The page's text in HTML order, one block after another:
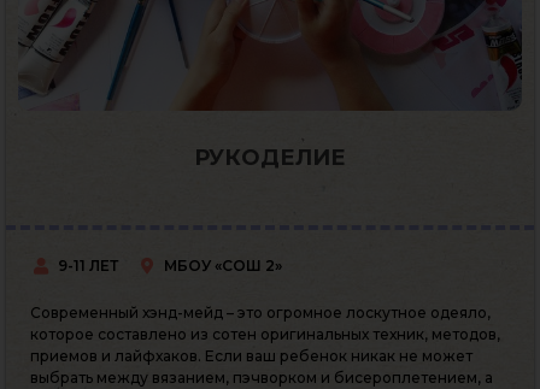
РУКОДЕЛИЕ
9-11 ЛЕТ МБОУ «СОШ 2»
Современный хэнд-мейд – это огромное лоскутное одеяло,
которое составлено из сотен оригинальных техник, методов,
приемов и лайфхаков. Если ваш ребенок никак не может
выбрать между вязанием, пэчворком и бисероплетением, а